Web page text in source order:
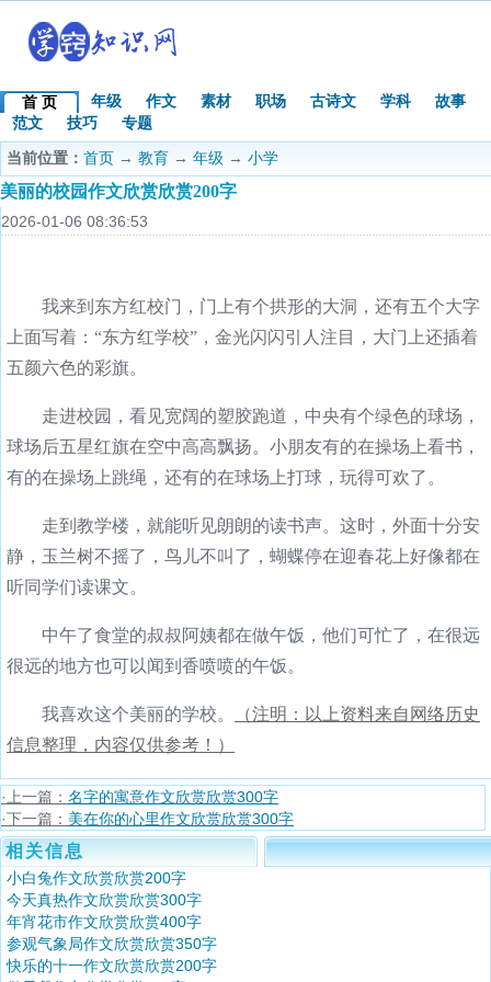
首 页 年级 作文 素材 职场 古诗文 学科
故事
范文
技巧
专题
当前位置： 首页 → 教育 → 年级 → 小学
美丽的校园作文欣赏欣赏200字
2026-01-06 08:36:53
我来到东方红校门，门上有个拱形的大洞，还有五个大字
上面写着：“东方红学校”，金光闪闪引人注目，大门上还插着
五颜六色的彩旗。
走进校园，看见宽阔的塑胶跑道，中央有个绿色的球场，
球场后五星红旗在空中高高飘扬。小朋友有的在操场上看书，
有的在操场上跳绳，还有的在球场上打球，玩得可欢了。
走到教学楼，就能听见朗朗的读书声。这时，外面十分安
静，玉兰树不摇了，鸟儿不叫了，蝴蝶停在迎春花上好像都在
听同学们读课文。
中午了食堂的叔叔阿姨都在做午饭，他们可忙了，在很远
很远的地方也可以闻到香喷喷的午饭。
我喜欢这个美丽的学校。
（注明：以上资料来自网络历史
信息整理，内容仅供参考！）
·上一篇： 名字的寓意作文欣赏欣赏300字
·下一篇： 美在你的心里作文欣赏欣赏300字
相关信息
小白兔作文欣赏欣赏200字
今天真热作文欣赏欣赏300字
年宵花市作文欣赏欣赏400字
参观气象局作文欣赏欣赏350字
快乐的十一作文欣赏欣赏200字